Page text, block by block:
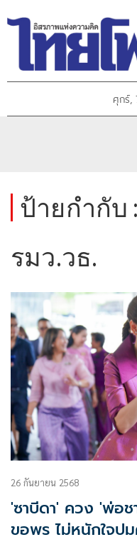
ศุกร์,
ป้ายกำกับ :
รมว.วธ.
26 กันยายน 2568
'ซาบีดา' ควง 'พ่อช
ขอพร ไม่หนักใจป